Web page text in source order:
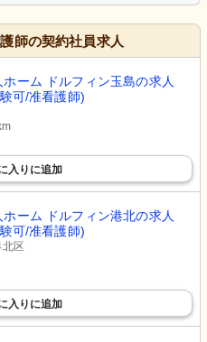
師の契約社員求人
ーム ドルフィン玉島の求人
可/准看護師)
入り に追加
ーム ドルフィン港北の求人
可/准看護師)
区
入り に追加